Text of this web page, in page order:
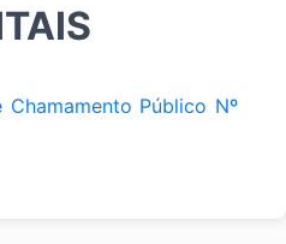
Chamamento Público Nº